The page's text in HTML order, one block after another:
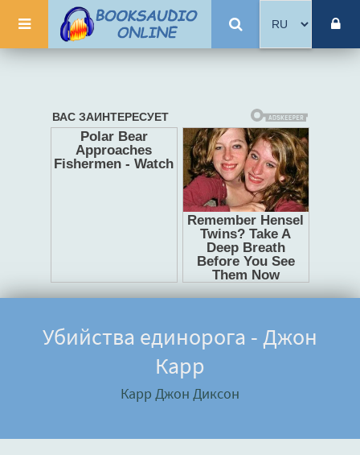
Убийства единорога - Джон
Карр
Карр Джон Диксон